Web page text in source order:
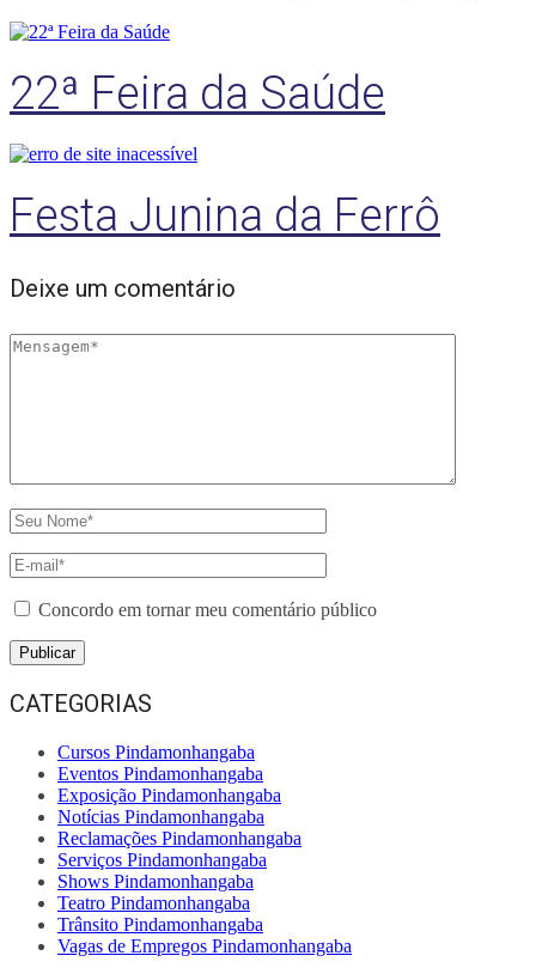
22ª Feira da Saúde
Festa Junina da Ferrô
Deixe um comentário
Concordo em tornar meu comentário público
CATEGORIAS
Cursos Pindamonhangaba
Eventos Pindamonhangaba
Exposição Pindamonhangaba
Notícias Pindamonhangaba
Reclamações Pindamonhangaba
Serviços Pindamonhangaba
Shows Pindamonhangaba
Teatro Pindamonhangaba
Trânsito Pindamonhangaba
Vagas de Empregos Pindamonhangaba